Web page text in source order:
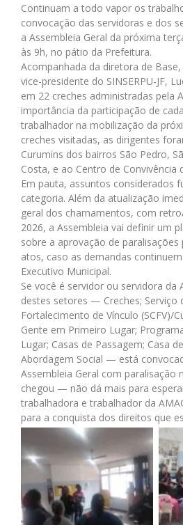
Continuam a todo vapor os
convocação das servidoras e dos
a Assembleia Geral da próxima
às 9h, no pátio da Prefeitura.
Acompanhada da diretora de
vice-presidente do SINSERPU-JF,
em 22 creches administradas pela
importância da participação de
trabalhador na mobilização da
creches visitadas, as dirigentes
Curumins dos bairros São Pedro,
Costa, e ao Centro de Convivência
Em pauta, assuntos considerados
categoria. Além da atualização
geral dos chamamentos, com
2026, a Assembleia vai definir um
sobre a aprovação de
atos, caso as demandas
Executivo Municipal.
Se você é servidor ou servidora da
destes setores — Creches; Serviço
Fortalecimento de Vínculo (SCFV)/
Gente em Primeiro Lugar;
Lugar; Casas de Passagem; Casa
Abordagem Social — está
Assembleia Geral com paralisação
chegou — não dá mais para
trabalhadora e trabalhador da
para a conquista dos direitos que